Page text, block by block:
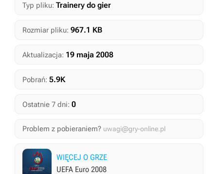
Typ pliku: Trainery do gier
Rozmiar pliku: 967.1 KB
Aktualizacja: 19 maja 2008
Pobrań: 5.9K
Ostatnie 7 dni: 0
Problem z pobieraniem? uwagi@gry-online.pl
WIĘCEJ O GRZE
UEFA Euro 2008